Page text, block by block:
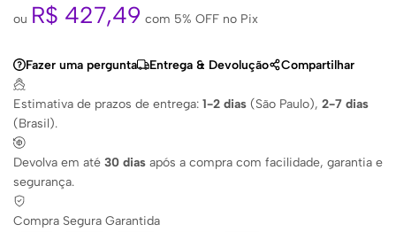
ou R$ 427,49 com 5% OFF no Pix
Fazer uma pergunta Entrega & Devolução Compartilhar
Estimativa de prazos de entrega: 1-2 dias (São Paulo), 2-7 dias
(Brasil).
Devolva em até 30 dias após a compra com facilidade, garantia e
segurança.
Compra Segura Garantida